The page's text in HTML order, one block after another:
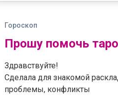
Гороскоп
Прошу помочь
Здравствуйте!
Сделала для знакомой
проблемы, конфликты